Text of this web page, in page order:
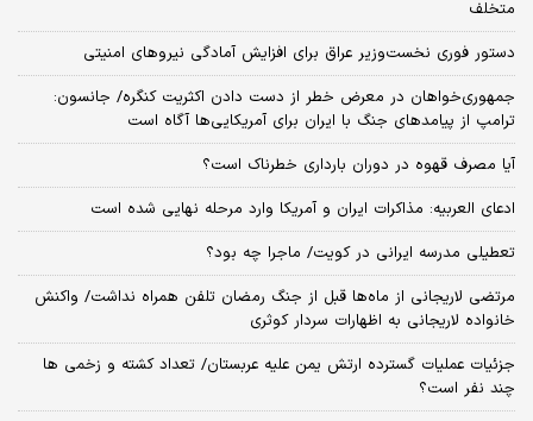
متخلف
دستور فوری نخست‌وزیر عراق برای افزایش آمادگی نیروهای امنیتی
جمهوری‌خواهان در معرض خطر از دست دادن اکثریت کنگره/ جانسون:
ترامپ از پیامدهای جنگ با ایران برای آمریکایی‌ها آگاه است
آیا مصرف قهوه در دوران بارداری خطرناک است؟
ادعای العربیه: مذاکرات ایران و آمریکا وارد مرحله نهایی شده است
تعطیلی مدرسه ایرانی در کویت/ ماجرا چه بود؟
مرتضی لاریجانی از ماه‌ها قبل از جنگ رمضان تلفن همراه نداشت/ واکنش
خانواده لاریجانی به اظهارات سردار کوثری
جزئیات عملیات گسترده ارتش یمن علیه عربستان/ تعداد کشته و زخمی ها
چند نفر است؟